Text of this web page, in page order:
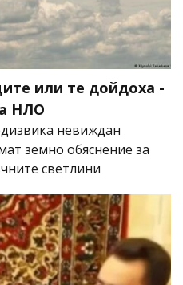
или те дойдоха -
НЛО
невиждан
земно обяснение за
светлини